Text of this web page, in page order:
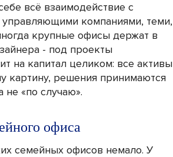
всё взаимодействие с
компаниями, теми,
крупные офисы держат в
- под проекты
на капитал целиком: все активы
картину, решения принимаются
не «по случаю».
офиса
семейных офисов немало. У